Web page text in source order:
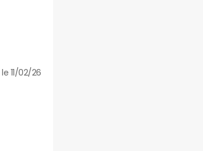
11/02/26